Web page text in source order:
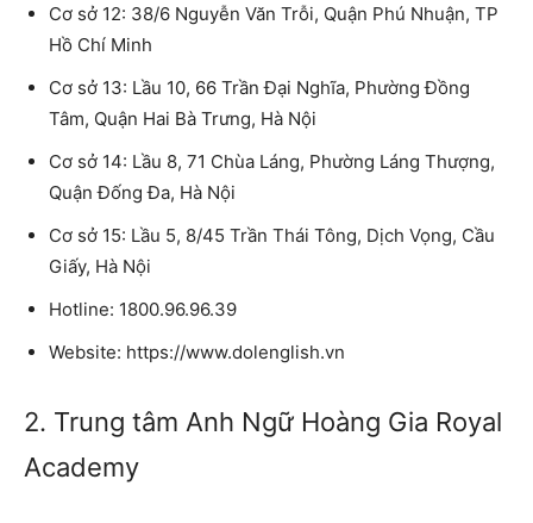
Cơ sở 12: 38/6 Nguyễn Văn Trỗi, Quận Phú Nhuận, TP
Hồ Chí Minh
Cơ sở 13: Lầu 10, 66 Trần Đại Nghĩa, Phường Đồng
Tâm, Quận Hai Bà Trưng, Hà Nội
Cơ sở 14: Lầu 8, 71 Chùa Láng, Phường Láng Thượng,
Quận Đống Đa, Hà Nội
Cơ sở 15: Lầu 5, 8/45 Trần Thái Tông, Dịch Vọng, Cầu
Giấy, Hà Nội
Hotline: 1800.96.96.39
Website: https://www.dolenglish.vn
2. Trung tâm Anh Ngữ Hoàng Gia Royal
Academy